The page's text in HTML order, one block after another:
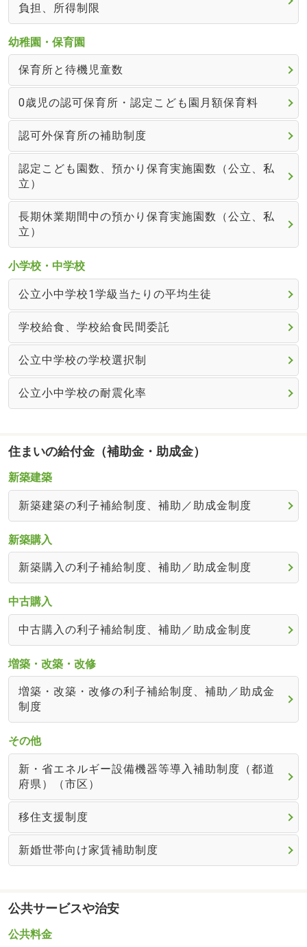
負担、所得制限
幼稚園・保育園
保育所と待機児童数
0歳児の認可保育所・認定こども園月額保育料
認可外保育所の補助制度
認定こども園数、預かり保育実施園数（公立、私
立）
長期休業期間中の預かり保育実施園数（公立、私
立）
小学校・中学校
公立小中学校1学級当たりの平均生徒
学校給食、学校給食民間委託
公立中学校の学校選択制
公立小中学校の耐震化率
住まいの給付金（補助金・助成金）
新築建築
新築建築の利子補給制度、補助／助成金制度
新築購入
新築購入の利子補給制度、補助／助成金制度
中古購入
中古購入の利子補給制度、補助／助成金制度
増築・改築・改修
増築・改築・改修の利子補給制度、補助／助成金
制度
その他
新・省エネルギー設備機器等導入補助制度（都道
府県）（市区）
移住支援制度
新婚世帯向け家賃補助制度
公共サービスや治安
公共料金